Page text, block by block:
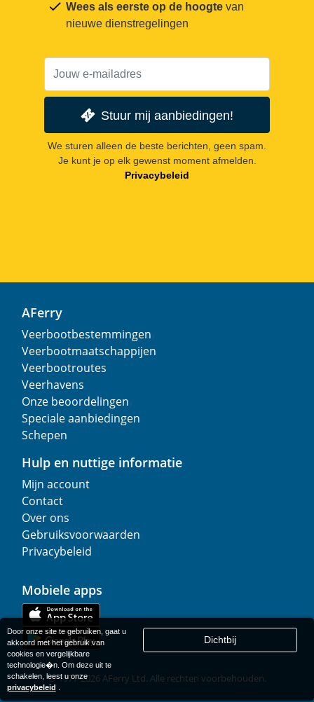
Wees als eerste op de hoogte van
nieuwe dienstregelingen
Stuur mij aanbiedingen!
We sturen alleen de beste berichten, geen spam.
Je kunt je op elk gewenst moment afmelden.
Privacybeleid
AFerry
Veerbootbestemmingen
Veerbootmaatschappijen
Veerbootroutes
Veerhavens
Onze beoordelingen
Speciale aanbiedingen
Schepen
Hulp en nuttige informatie
Mijn account
Contact
Over ons
Gebruiksvoorwaarden
Privacybeleid
Mobiele apps
© 1977-2026AFerry Ltd. Alle rechten voorbehouden.
Door onze site te gebruiken, gaat u
akkoord met het gebruik van
cookies en vergelijkbare
technologie�n. Om deze uit te
schakelen, leest u onze
privacybeleid
Dichtbij